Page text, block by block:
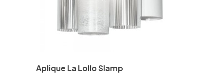
Aplique La Lollo Slamp